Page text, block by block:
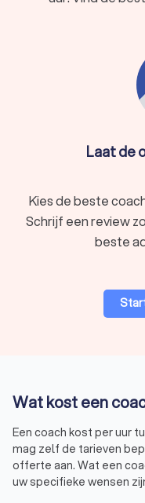
prijsopgaven aan te
u eenvoudig de tarieven
Laat de
Kies de beste
Schrijf een review
beste
Wat kost een
Een coach kost per uur
mag zelf de tarieven
offerte aan. Wat een
uw specifieke wensen